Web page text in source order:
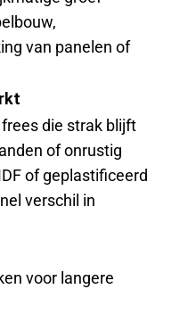
van panelen of
die strak blijft
of onrustig
of geplastificeerd
verschil in
voor langere